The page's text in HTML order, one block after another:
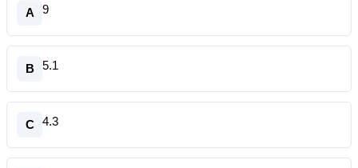
A 9
B 5.1
C 4.3